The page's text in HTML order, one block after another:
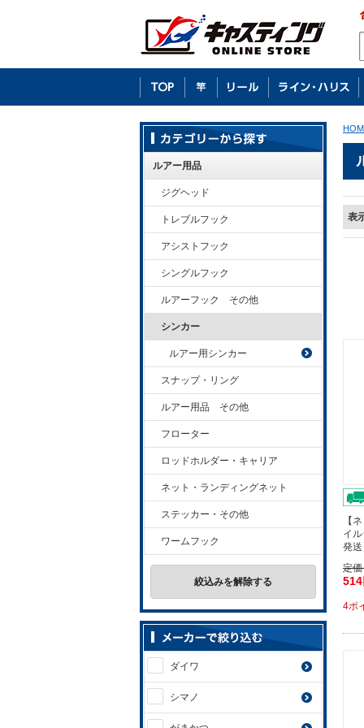
表
【
イ
発
定
4ポ
ルアー用品
ジグヘッド
トレブルフック
アシストフック
シングルフック
ルアーフック その他
シンカー
ルアー用シンカー
スナップ・リング
ルアー用品 その他
フローター
ロッドホルダー・キャリア
ネット・ランディングネット
ステッカー・その他
ワームフック
絞込みを解除する
ダイワ
シマノ